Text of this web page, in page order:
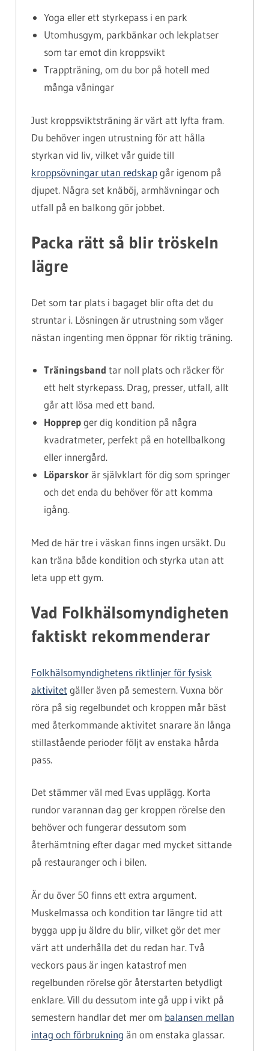
Yoga eller ett styrkepass i en park
Utomhusgym, parkbänkar och lekplatser
som tar emot din kroppsvikt
Trappträning, om du bor på hotell med
många våningar
Just kroppsviktsträning är värt att lyfta fram.
Du behöver ingen utrustning för att hålla
styrkan vid liv, vilket vår guide till
kroppsövningar utan redskapgår igenom på
djupet. Några set knäböj, armhävningar och
utfall på en balkong gör jobbet.
Packa rätt så blir tröskeln
lägre
Det som tar plats i bagaget blir ofta det du
struntar i. Lösningen är utrustning som väger
nästan ingenting men öppnar för riktig träning.
Träningsband tar noll plats och räcker för
ett helt styrkepass. Drag, presser, utfall, allt
går att lösa med ett band.
Hopprepger dig kondition på några
kvadratmeter, perfekt på en hotellbalkong
eller innergård.
Löparskorär självklart för dig som springer
och det enda du behöver för att komma
igång.
Med de här tre i väskan finns ingen ursäkt. Du
kan träna både kondition och styrka utan att
leta upp ett gym.
Vad Folkhälsomyndigheten
faktiskt rekommenderar
Folkhälsomyndighetens riktlinjer för fysisk
aktivitet gäller även på semestern. Vuxna bör
röra på sig regelbundet och kroppen mår bäst
med återkommande aktivitet snarare än långa
stillastående perioder följt av enstaka hårda
pass.
Det stämmer väl med Evas upplägg. Korta
rundor varannan dag ger kroppen rörelse den
behöver och fungerar dessutom som
återhämtning efter dagar med mycket sittande
på restauranger och i bilen.
Är du över 50 finns ett extra argument.
Muskelmassa och kondition tar längre tid att
bygga upp ju äldre du blir, vilket gör det mer
värt att underhålla det du redan har. Två
veckors paus är ingen katastrof men
regelbunden rörelse gör återstarten betydligt
enklare. Vill du dessutom inte gå upp i vikt på
semestern handlar det mer om balansen mellan
intag och förbrukning än om enstaka glassar.